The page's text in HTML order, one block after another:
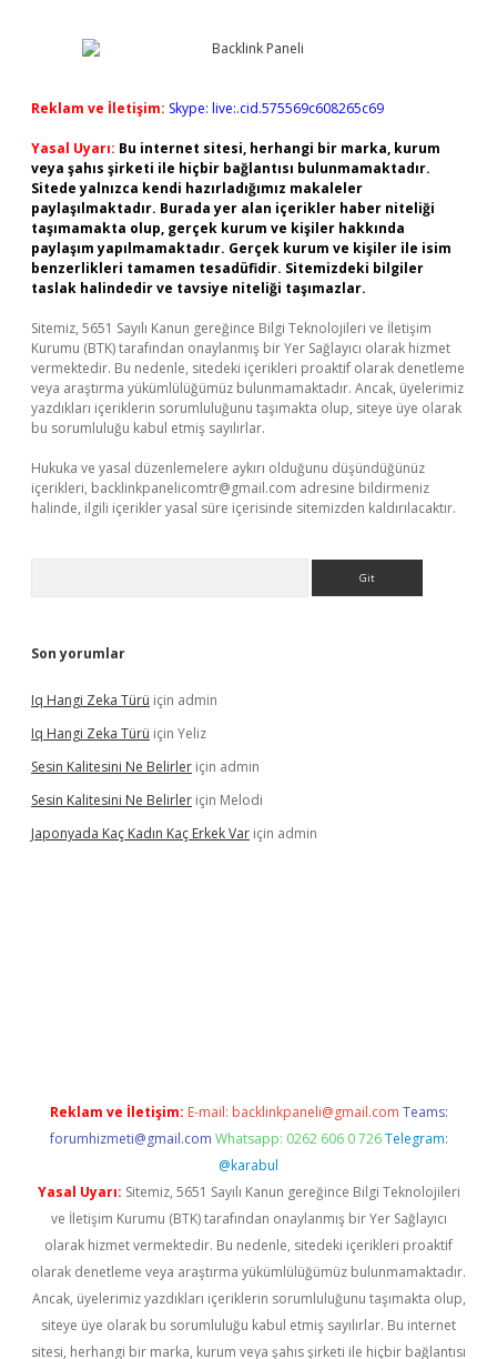
Reklam ve İletişim: Skype: live:.cid.575569c608265c69
Yasal Uyarı: Bu internet sitesi, herhangi bir marka, kurum
veya şahıs şirketi ile hiçbir bağlantısı bulunmamaktadır.
Sitede yalnızca kendi hazırladığımız makaleler
paylaşılmaktadır. Burada yer alan içerikler haber niteliği
taşımamakta olup, gerçek kurum ve kişiler hakkında
paylaşım yapılmamaktadır. Gerçek kurum ve kişiler ile isim
benzerlikleri tamamen tesadüfidir. Sitemizdeki bilgiler
taslak halindedir ve tavsiye niteliği taşımazlar.
Sitemiz, 5651 Sayılı Kanun gereğince Bilgi Teknolojileri ve İletişim
Kurumu (BTK) tarafından onaylanmış bir Yer Sağlayıcı olarak hizmet
vermektedir. Bu nedenle, sitedeki içerikleri proaktif olarak denetleme
veya araştırma yükümlülüğümüz bulunmamaktadır. Ancak, üyelerimiz
yazdıkları içeriklerin sorumluluğunu taşımakta olup, siteye üye olarak
bu sorumluluğu kabul etmiş sayılırlar.
Hukuka ve yasal düzenlemelere aykırı olduğunu düşündüğünüz
içerikleri, backlinkpanelicomtr@gmail.com adresine bildirmeniz
halinde, ilgili içerikler yasal süre içerisinde sitemizden kaldırılacaktır.
Son yorumlar
Iq Hangi Zeka Türü için admin
Iq Hangi Zeka Türü için Yeliz
Sesin Kalitesini Ne Belirler için admin
Sesin Kalitesini Ne Belirler için Melodi
Japonyada Kaç Kadın Kaç Erkek Var için admin
Reklam ve İletişim: E-mail: backlinkpaneli@gmail.com Teams:
forumhizmeti@gmail.com Whatsapp: 0262 606 0 726 Telegram:
@karabul
Yasal Uyarı: Sitemiz, 5651 Sayılı Kanun gereğince Bilgi Teknolojileri
ve İletişim Kurumu (BTK) tarafından onaylanmış bir Yer Sağlayıcı
olarak hizmet vermektedir. Bu nedenle, sitedeki içerikleri proaktif
olarak denetleme veya araştırma yükümlülüğümüz bulunmamaktadır.
Ancak, üyelerimiz yazdıkları içeriklerin sorumluluğunu taşımakta olup,
siteye üye olarak bu sorumluluğu kabul etmiş sayılırlar. Bu internet
sitesi, herhangi bir marka, kurum veya şahıs şirketi ile hiçbir bağlantısı